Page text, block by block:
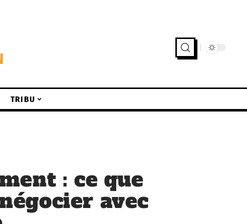
TRIBU
: ce que
avec